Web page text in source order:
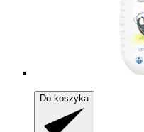
Do koszyka